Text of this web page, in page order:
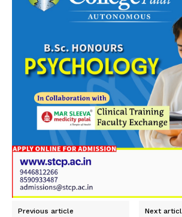
Previous article Next